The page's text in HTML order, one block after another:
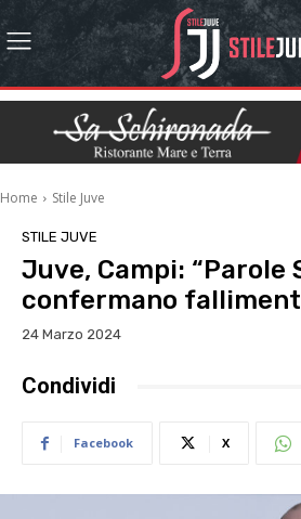
Home Stile Juve
STILE JUVE
Juve, Campi: “Parole
confermano
24 Marzo 2024
Condividi
Facebook X